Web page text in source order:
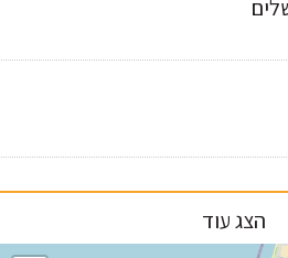
הצג עוד